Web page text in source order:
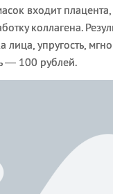
входит
коллагена.
лица, упругость,
— 100 рублей.